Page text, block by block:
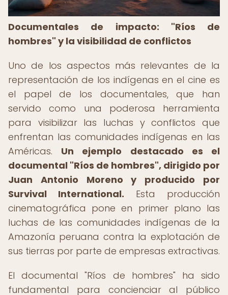
Documentales de impacto: "Ríos de
hombres" y la visibilidad de conflictos
Uno de los aspectos más relevantes de la
representación de los indígenas en el cine es
el papel de los documentales, que han
servido como una poderosa herramienta
para visibilizar las luchas y conflictos que
enfrentan las comunidades indígenas en las
Américas. Un ejemplo destacado es el
documental "Ríos de hombres", dirigido por
Juan Antonio Moreno y producido por
Survival International. Esta producción
cinematográfica pone en primer plano las
luchas de las comunidades indígenas de la
Amazonía peruana contra la explotación de
sus tierras por parte de empresas extractivas.
El documental "Ríos de hombres" ha sido
fundamental para concienciar al público